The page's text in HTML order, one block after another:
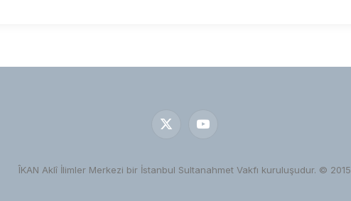
X
YouTube
ÎKAN Aklî İlimler Merkezi bir İstanbul Sultanahmet Vakfı kuruluşudur. © 2015